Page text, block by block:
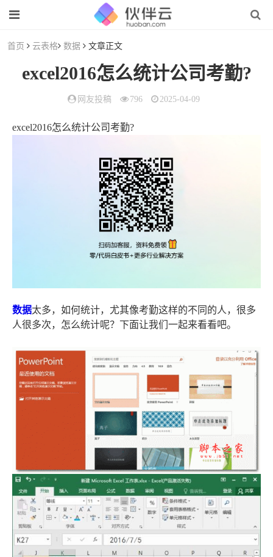
首页 云表格 数据 文章正文
excel2016怎么统计公司考勤?
网友投稿 796 2025-04-09
excel2016怎么统计公司考勤?
数据太多，如何统计，尤其像考勤这样的不同的人，很多
人很多次，怎么统计呢？下面让我们一起来看看吧。